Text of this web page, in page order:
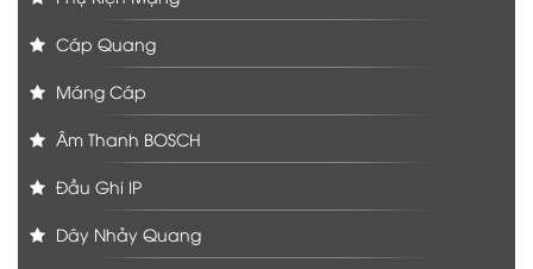
Cáp Quang
Máng Cáp
Âm Thanh BOSCH
Đầu Ghi IP
Dây Nhảy Quang